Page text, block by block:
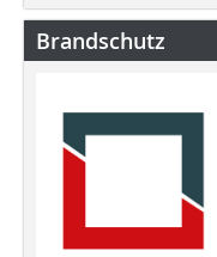
Brandschutz